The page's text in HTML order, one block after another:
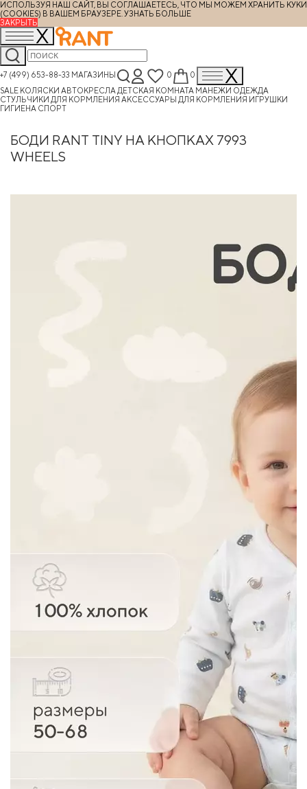
ИСПОЛЬЗУЯ НАШ САЙТ, ВЫ СОГЛАШАЕТЕСЬ, ЧТО МЫ МОЖЕМ ХРАНИТЬ КУКИ
(COOKIES) В ВАШЕМ БРАУЗЕРЕ. УЗНАТЬ БОЛЬШЕ
ЗАКРЫТЬ
+7 (499) 653-88-33 МАГАЗИНЫ 0
0
SALE КОЛЯСКИ АВТОКРЕСЛА ДЕТСКАЯ КОМНАТА МАНЕЖИ ОДЕЖДА
СТУЛЬЧИКИ ДЛЯ КОРМЛЕНИЯ АКСЕССУАРЫ ДЛЯ КОРМЛЕНИЯ ИГРУШКИ
ГИГИЕНА СПОРТ
БОДИ RANT TINY НА КНОПКАХ 7993
WHEELS